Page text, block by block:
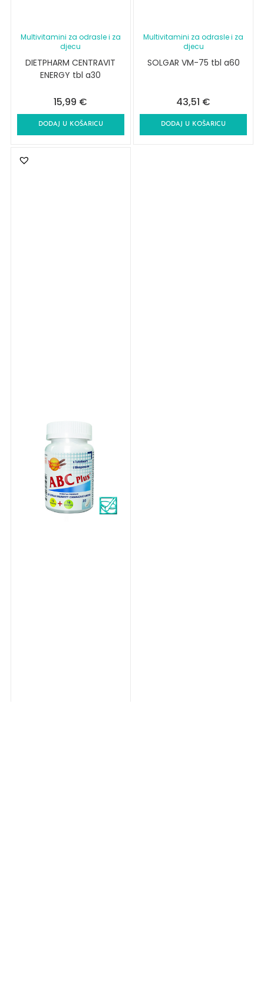
Multivitamini za odrasle i za
djecu
DIETPHARM CENTRAVIT
ENERGY tbl a30
15,99 €
DODAJ U KOŠARICU
Multivitamini za odrasle i za
djecu
SOLGAR VM-75 tbl a60
43,51 €
DODAJ U KOŠARICU